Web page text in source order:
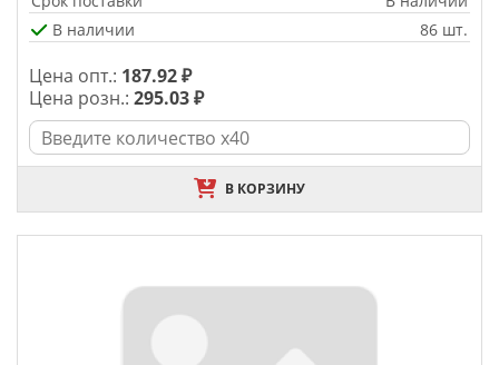
В наличии
86 шт.
Цена опт.: 187.92 ₽
Цена розн.: 295.03 ₽
В КОРЗИНУ